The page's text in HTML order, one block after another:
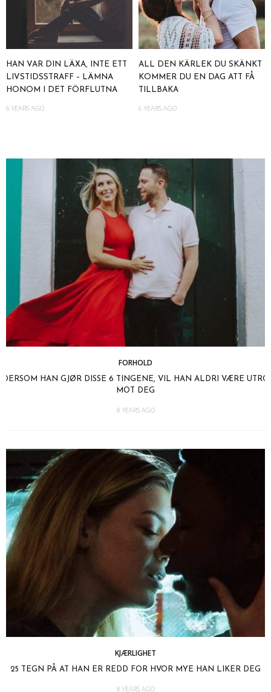
HAN VAR DIN LÄXA, INTE ETT
LIVSTIDSSTRAFF – LÄMNA
HONOM I DET FÖRFLUTNA
6 YEARS AGO
ALL DEN KÄRLEK DU SKÄNKT
KOMMER DU EN DAG ATT FÅ
TILLBAKA
6 YEARS AGO
FORHOLD
DERSOM HAN GJØR DISSE 6 TINGENE, VIL HAN ALDRI VÆRE UTRO
MOT DEG
8 YEARS AGO
KJÆRLIGHET
25 TEGN PÅ AT HAN ER REDD FOR HVOR MYE HAN LIKER DEG
8 YEARS AGO